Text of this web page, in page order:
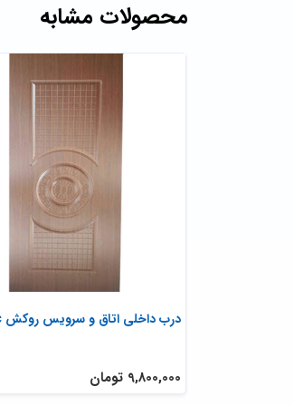
محصولات مشابه
درب داخلی اتاق و سرویس روکش pvc
9,800,000 تومان